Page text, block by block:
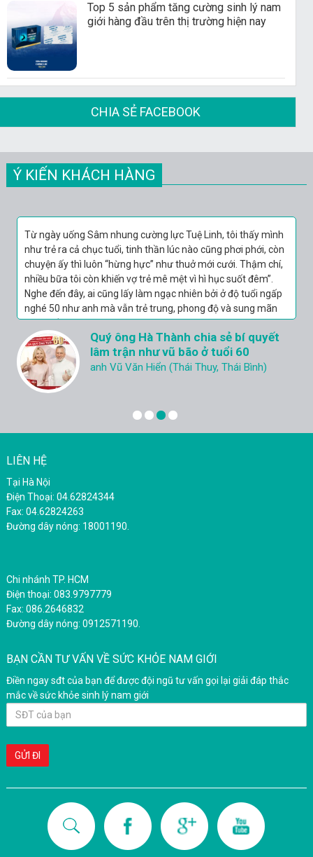
Top 5 sản phẩm tăng cường sinh lý nam
giới hàng đầu trên thị trường hiện nay
CHIA SẺ FACEBOOK
Ý KIẾN KHÁCH HÀNG
Từ ngày uống Sâm nhung cường lực Tuệ Linh, tôi thấy mình
như trẻ ra cả chục tuổi, tinh thần lúc nào cũng phơi phới, còn
chuyện ấy thì luôn “hừng hực” như thuở mới cưới. Thậm chí,
nhiều bữa tôi còn khiến vợ trẻ mê mệt vì hì hục suốt đêm”.
Nghe đến đây, ai cũng lấy làm ngạc nhiên bởi ở độ tuổi ngấp
nghé 50 như anh mà vẫn trẻ trung, phong độ và sung mãn
như thế thì đúng là có 1 không 2.
Quý ông Hà Thành chia sẻ bí quyết
lâm trận như vũ bão ở tuổi 60
anh Vũ Văn Hiển (Thái Thuy, Thái Bình)
LIÊN HỆ
Tại Hà Nội
Điện Thoại: 04.62824344
Fax: 04.62824263
Đường dây nóng: 18001190.
Chi nhánh TP. HCM
Điện thoại: 083.9797779
Fax: 086.2646832
Đường dây nóng: 0912571190.
BẠN CẦN TƯ VẤN VỀ SỨC KHỎE NAM GIỚI
Điền ngay sđt của bạn để được đội ngũ tư vấn gọi lại giải đáp thắc
mắc về sức khỏe sinh lý nam giới